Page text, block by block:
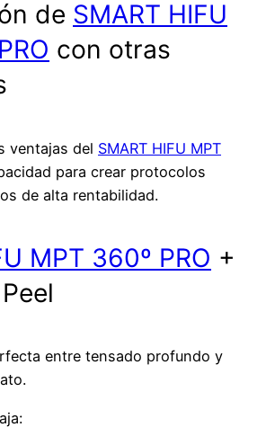
de SMART HIFU
con otras
ventajas del SMART HIFU MPT
para crear protocolos
de alta rentabilidad.
MPT 360º PRO +
entre tensado profundo y